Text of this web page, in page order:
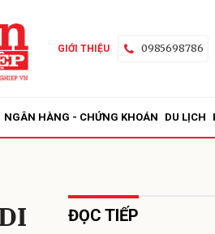
GIỚI THIỆU 0985698786
NGÂN HÀNG - CHỨNG KHOÁN DU LỊCH
ĐỌC TIẾP